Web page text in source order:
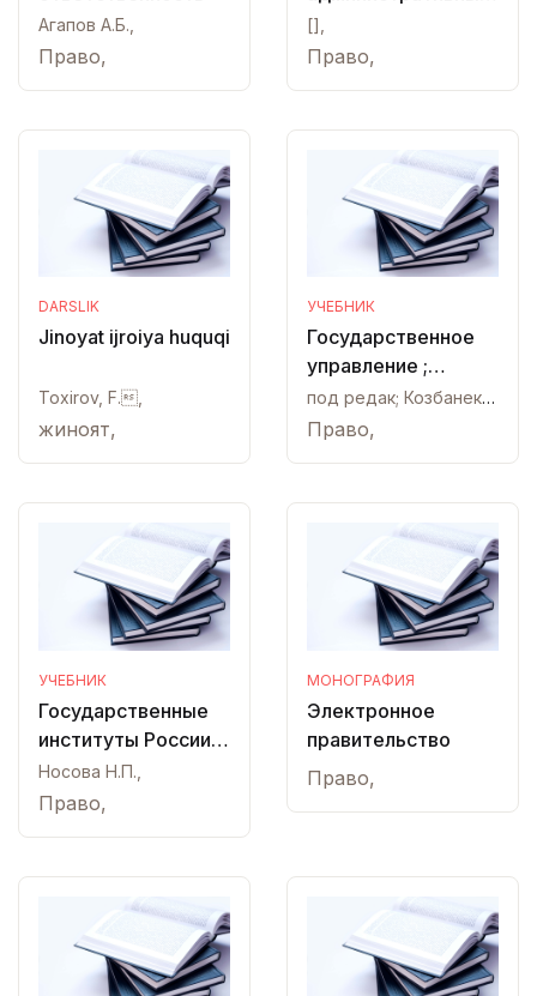
Агапов А.Б.,
Право,
правонарушениях
[],
Право,
DARSLIK
Jinoyat ijroiya huquqi
Toxirov, F.,
жиноят,
УЧЕБНИК
Государственное
управление ;
Основы теории и
организации Том II.
под редак; Козбанеко В.А.,
Право,
УЧЕБНИК
Государственные
институты России
IX-XX вв. (опыт
истории
Носова Н.П.,
Право,
МОНОГРАФИЯ
Электронное
правительство
Право,